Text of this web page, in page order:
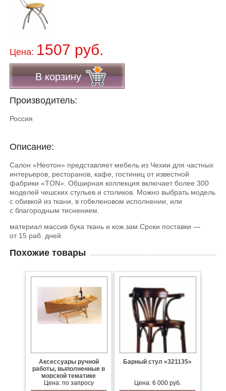
Цена: 1507 руб.
В корзину
Производитель:
Россия
Описание:
Салон «Неотон» представляет мебель из Чехии для частных
интерьеров, ресторанов, кафе, гостиниц от известной
фабрики «TON». Обширная коллекция включает более 300
моделей чешских стульев и столиков. Можно выбрать модель
с обивкой из ткани, в гобеленовом исполнении, или
с благородным тиснением.
материал массив бука ткань и кож.зам.Сроки поставки —
от 15 раб. дней
Похожие товары
Аксессуары ручной
работы, выполненные в
морской тематике
Цена: по запросу
Барный cтул «321135»
Цена: 6 000 руб.